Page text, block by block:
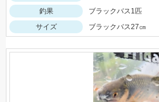
釣果
ブラックバス1匹
サイズ
ブラックバス27㎝